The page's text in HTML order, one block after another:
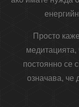
Просто
медитацията,
постоянно се
означава, че